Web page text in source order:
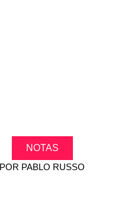
NOTAS
POR PABLO RUSSO